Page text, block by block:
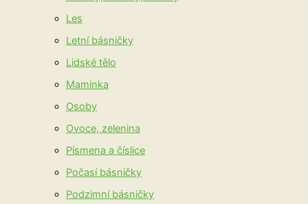
Les
Letní básničky
Lidské tělo
Maminka
Osoby
Ovoce, zelenina
Písmena a číslice
Počasí básničky
Podzimní básničky